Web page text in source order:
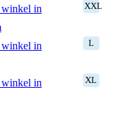
in
XXL
in
L
in
XL